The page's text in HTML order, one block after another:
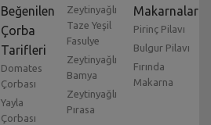
Beğenilen
Çorba
Tarifleri
Domates
Çorbası
Yayla
Çorbası
Zeytinyağlı
Taze Yeşil
Fasulye
Zeytinyağlı
Bamya
Zeytinyağlı
Pırasa
Makarnalar
Pirinç Pilavı
Bulgur Pilavı
Fırında
Makarna